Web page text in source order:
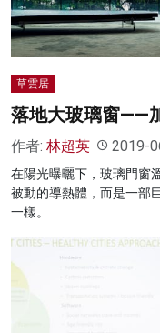
草雲居
落地大玻璃窗——
作者: 林超英 2019-
在陽光曝曬下，玻璃門窗
被動的導熱體，而是一部
一樣。